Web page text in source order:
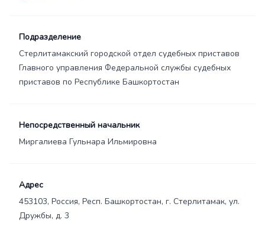
Подразделение
Стерлитамакский городской отдел судебных приставов
Главного управления Федеральной службы судебных
приставов по Республике Башкортостан
Непосредственный начальник
Миргалиева Гульнара Ильмировна
Адрес
453103, Россия, Респ. Башкортостан, г. Стерлитамак, ул.
Дружбы, д. 3